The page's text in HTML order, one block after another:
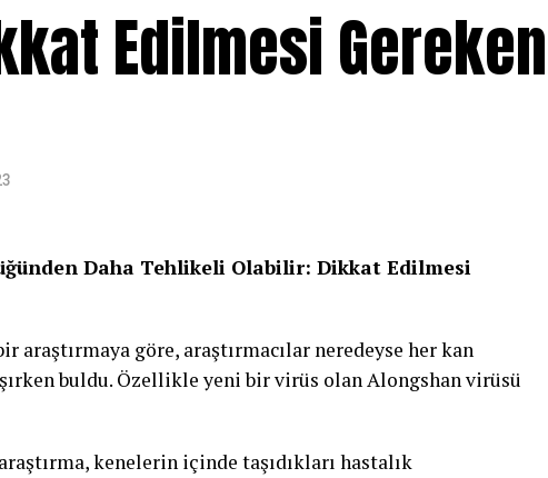
Edilmesi Gereken
Daha Tehlikeli Olabilir: Dikkat Edilmesi
göre, araştırmacılar neredeyse her kan
buldu. Özellikle yeni bir virüs olan Alongshan virüsü
kenelerin içinde taşıdıkları hastalık